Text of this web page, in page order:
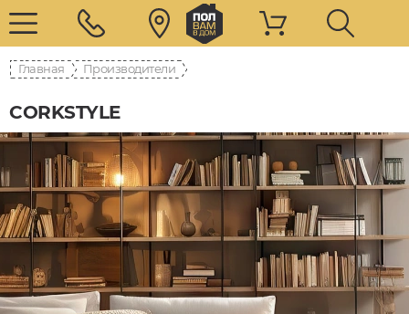
Главная Производители
CORKSTYLE